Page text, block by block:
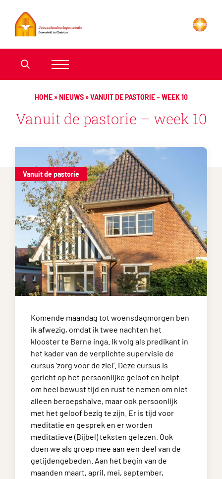
HOME»NIEUWS»VANUIT DE PASTORIE – WEEK 10
Vanuit de pastorie – week 10
Vanuit de pastorie
Komende maandag tot woensdagmorgen ben
ik afwezig, omdat ik twee nachten het
klooster te Berne inga. Ik volg als predikant in
het kader van de verplichte supervisie de
cursus ‘zorg voor de ziel’. Deze cursus is
gericht op het persoonlijke geloof en helpt
om heel bewust tijd en rust te nemen om niet
alleen beroepshalve, maar ook persoonlijk
met het geloof bezig te zijn. Er is tijd voor
meditatie en gesprek en er worden
meditatieve (Bijbel) teksten gelezen. Ook
doen we als groep mee aan een deel van de
getijdengebeden. Aan het begin van de
maanden maart, april, mei, september,